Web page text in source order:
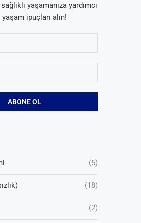
yaşamanıza yardımcı
ipuçları alın!
(5)
(18)
(2)